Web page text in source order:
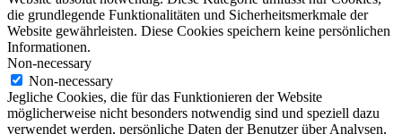
die grundlegende Funktionalitäten und Sicherheitsmerkmale der
Website gewährleisten. Diese Cookies speichern keine persönlichen
Informationen.
Non-necessary
Non-necessary
Jegliche Cookies, die für das Funktionieren der Website
möglicherweise nicht besonders notwendig sind und speziell dazu
verwendet werden, persönliche Daten der Benutzer über Analysen,